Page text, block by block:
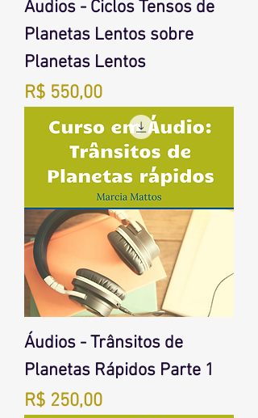
Áudios - Ciclos Tensos de
Planetas Lentos sobre
Planetas Lentos
Preço
R$ 550,00
Áudios - Trânsitos de
Planetas Rápidos Parte 1
Preço
R$ 250,00